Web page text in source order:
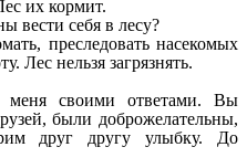
их кормит.
вести себя в лесу?
преследовать насекомых
Лес нельзя загрязнять.
своими ответами. Вы
были доброжелательны,
друг другу улыбку. До